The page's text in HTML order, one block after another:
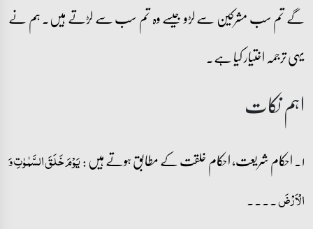
گے تم سب مشرکین سے لڑو جیسے وہ تم سب سے لڑتے ہیں۔ ہم نے
یہی ترجمہ اختیار کیا ہے۔
اہم نکات
۱۔ احکام شریعت، احکام خلقت کے مطابق ہوتے ہیں :
یَوۡمَ خَلَقَ السَّمٰوٰتِ وَ
الۡاَرۡضَ۔۔۔۔